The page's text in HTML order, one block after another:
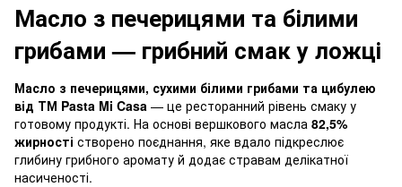
Масло з печерицями та білими
грибами — грибний смак у ложці
Масло з печерицями, сухими білими грибами та цибулею
від ТМ Pasta Mi Casa — це ресторанний рівень смаку у
готовому продукті. На основі вершкового масла 82,5%
жирності створено поєднання, яке вдало підкреслює
глибину грибного аромату й додає стравам делікатної
насиченості.